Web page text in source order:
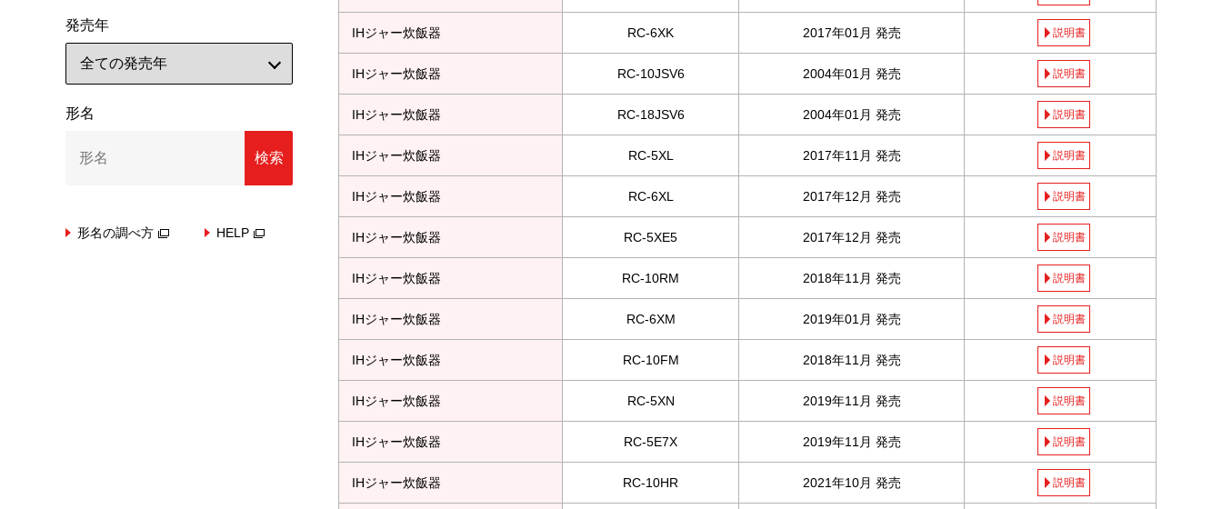
発売年
形名
検索
形名の調べ方 HELP
IHジャー炊飯器 RC-6XK 2017年01月 発売 説明書
IHジャー炊飯器 RC-10JSV6 2004年01月 発売 説明書
IHジャー炊飯器 RC-18JSV6 2004年01月 発売 説明書
IHジャー炊飯器 RC-5XL 2017年11月 発売 説明書
IHジャー炊飯器 RC-6XL 2017年12月 発売 説明書
IHジャー炊飯器 RC-5XE5 2017年12月 発売 説明書
IHジャー炊飯器 RC-10RM 2018年11月 発売 説明書
IHジャー炊飯器 RC-6XM 2019年01月 発売 説明書
IHジャー炊飯器 RC-10FM 2018年11月 発売 説明書
IHジャー炊飯器 RC-5XN 2019年11月 発売 説明書
IHジャー炊飯器 RC-5E7X 2019年11月 発売 説明書
IHジャー炊飯器 RC-10HR 2021年10月 発売 説明書